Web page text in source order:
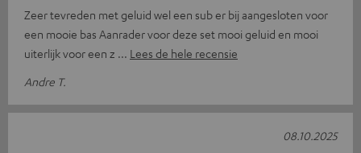
Zeer tevreden met geluid wel een sub er bij aangesloten voor
een mooie bas Aanrader voor deze set mooi geluid en mooi
uiterlijk voor een z
Lees de hele recensie
Andre T.
08.10.2025